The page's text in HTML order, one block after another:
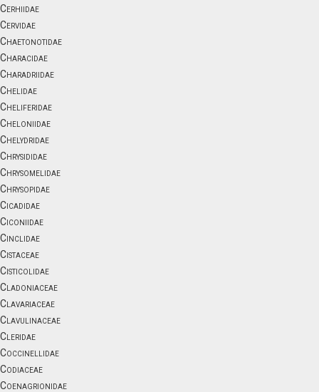
Cerhiidae
Cervidae
Chaetonotidae
Characidae
Charadriidae
Chelidae
Cheliferidae
Cheloniidae
Chelydridae
Chrysididae
Chrysomelidae
Chrysopidae
Cicadidae
Ciconiidae
Cinclidae
Cistaceae
Cisticolidae
Cladoniaceae
Clavariaceae
Clavulinaceae
Cleridae
Coccinellidae
Codiaceae
Coenagrionidae